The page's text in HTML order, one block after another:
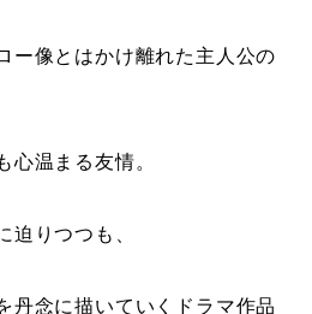
ー像とはかけ離れた主人公の
心温まる友情。
迫りつつも、
丹念に描いていくドラマ作品